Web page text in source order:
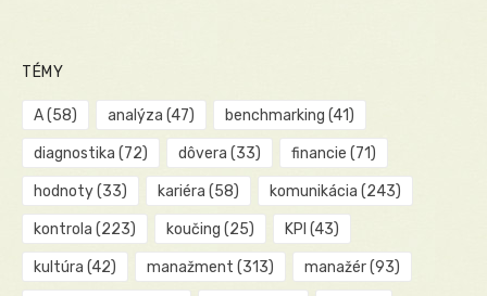
TÉMY
A(58) analýza (47) benchmarking (41)
diagnostika (72) dôvera (33) financie (71)
hodnoty(33) kariéra (58) komunikácia (243)
kontrola (223) koučing (25) KPI (43)
kultúra (42) manažment (313) manažér(93)